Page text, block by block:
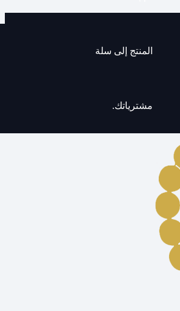
المنتج إلى سلة
مشترياتك.